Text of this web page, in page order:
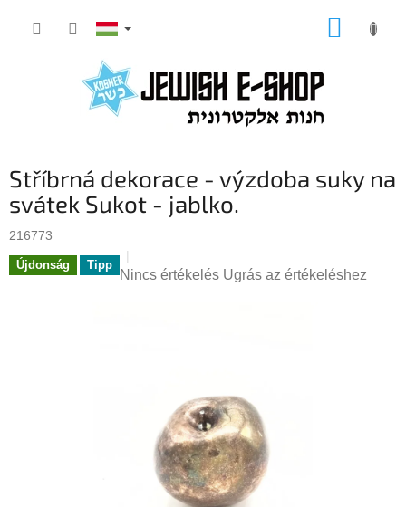
KOSÁR
Stříbrná dekorace - výzdoba suky na
svátek Sukot - jablko.
216773
Újdonság Tipp
A
Nincs értékelés Ugrás az értékeléshez